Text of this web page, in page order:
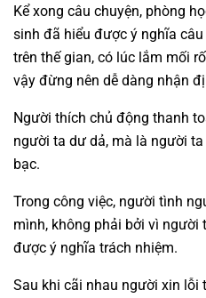
Kể xong câu chuyện, phòng
sinh đã hiểu được ý nghĩa
trên thế gian, có lúc lắm mối
vậy đừng nên dễ dàng nhận
Người thích chủ động thanh
người ta dư dả, mà là người
bạc.
Trong công việc, người tình
mình, không phải bởi vì người
được ý nghĩa trách nhiệm.
Sau khi cãi nhau người xin lỗi